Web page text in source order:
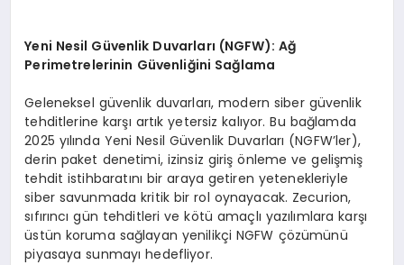
Yeni Nesil Güvenlik Duvarları (NGFW): Ağ
Perimetrelerinin Güvenliğini Sağlama
Geleneksel güvenlik duvarları, modern siber güvenlik
tehditlerine karşı artık yetersiz kalıyor. Bu bağlamda
2025 yılında Yeni Nesil Güvenlik Duvarları (NGFW’ler),
derin paket denetimi, izinsiz giriş önleme ve gelişmiş
tehdit istihbaratını bir araya getiren yetenekleriyle
siber savunmada kritik bir rol oynayacak. Zecurion,
sıfırıncı gün tehditleri ve kötü amaçlı yazılımlara karşı
üstün koruma sağlayan yenilikçi NGFW çözümünü
piyasaya sunmayı hedefliyor.